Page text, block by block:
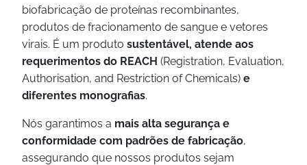
biofabricação de proteínas recombinantes,
produtos de fracionamento de sangue e vetores
virais. É um produto sustentável, atende aos
requerimentos do REACH (Registration, Evaluation,
Authorisation, and Restriction of Chemicals) e
diferentes monografias.
Nós garantimos a mais alta segurança e
conformidade com padrões de fabricação,
assegurando que nossos produtos sejam